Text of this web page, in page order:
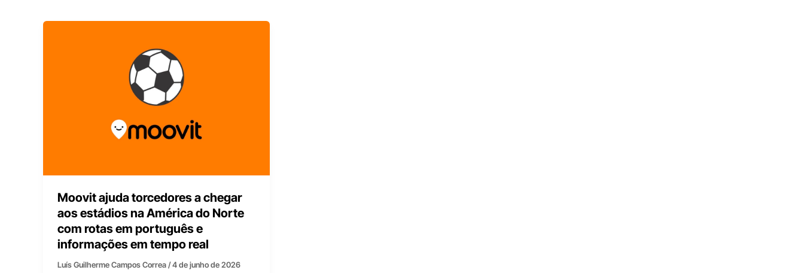
Moovit ajuda torcedores a chegar
aos estádios na América do Norte
com rotas em português e
informações em tempo real
Luís Guilherme Campos Correa/4 de junho de 2026